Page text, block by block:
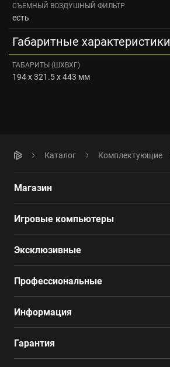
СЪЕМНЫЙ ВОЗДУШНЫЙ ФИЛЬТР
есть
Габаритные характеристики
ГАБАРИТЫ (ШХВХГ)
194 x 321.5 x 443 мм
Каталог Комплектующие
Магазин
Игровые компьютеры
Эксклюзивные
Профессиональные
Информация
Гарантия